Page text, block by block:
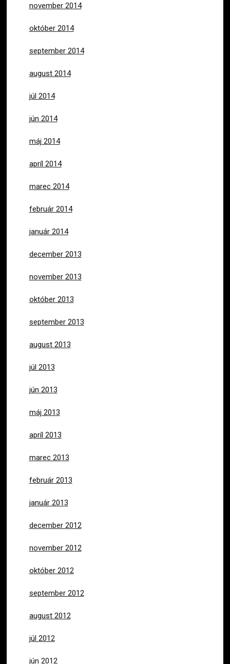
november 2014
október 2014
september 2014
august 2014
júl 2014
jún 2014
máj 2014
apríl 2014
marec 2014
február 2014
január 2014
december 2013
november 2013
október 2013
september 2013
august 2013
júl 2013
jún 2013
máj 2013
apríl 2013
marec 2013
február 2013
január 2013
december 2012
november 2012
október 2012
september 2012
august 2012
júl 2012
jún 2012